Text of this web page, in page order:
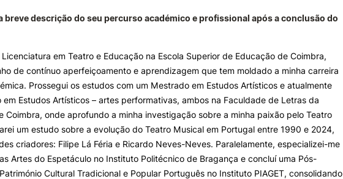
breve descrição do seu percurso académico e profissional após a conclusão do
em Teatro e Educação na Escola Superior de Educação de Coimbra,
de contínuo aperfeiçoamento e aprendizagem que tem moldado a minha carreira
Prossegui os estudos com um Mestrado em Estudos Artísticos e atualmente
em Estudos Artísticos – artes performativas, ambos na Faculdade de Letras da
Coimbra, onde aprofundo a minha investigação sobre a minha paixão pelo Teatro
um estudo sobre a evolução do Teatro Musical em Portugal entre 1990 e 2024,
criadores: Filipe Lá Féria e Ricardo Neves-Neves. Paralelamente, especializei-me
Artes do Espetáculo no Instituto Politécnico de Bragança e concluí uma Pós-
Cultural Tradicional e Popular Português no Instituto PIAGET, consolidando